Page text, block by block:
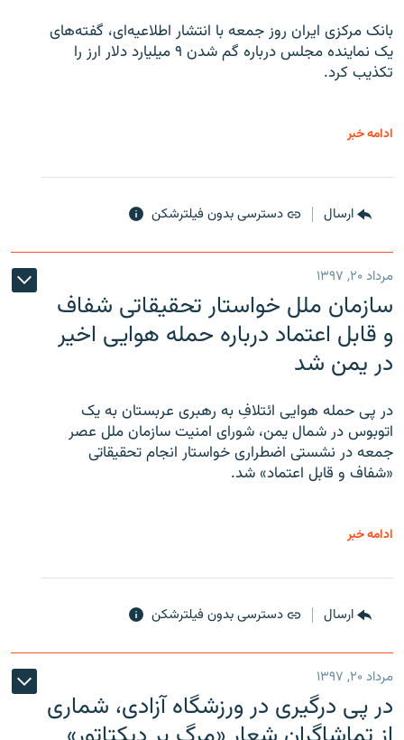
بانک مرکزی ایران روز جمعه با انتشار اطلاعیه‌ای، گفته‌های
یک نماینده مجلس درباره گم شدن ۹ میلیارد دلار ارز را
تکذیب کرد.
ادامه خبر
ارسال دسترسی بدون فیلترشکن
مرداد ۲۰, ۱۳۹۷
سازمان ملل خواستار تحقیقاتی شفاف
و قابل اعتماد درباره حمله هوایی اخیر
در یمن شد
در پی حمله هوایی ائتلافِ به رهبری عربستان به یک
اتوبوس در شمال یمن، شورای امنیت سازمان ملل عصر
جمعه در نشستی اضطراری خواستار انجام تحقیقاتی
«شفاف و قابل اعتماد» شد.
ادامه خبر
ارسال دسترسی بدون فیلترشکن
مرداد ۲۰, ۱۳۹۷
در پی درگیری در ورزشگاه آزادی، شماری